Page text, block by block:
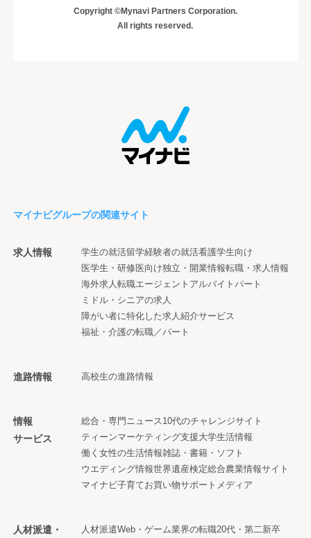
Copyright ©Mynavi Partners Corporation.
All rights reserved.
マイナビグループの関連サイト
求人情報 学生の就活留学経験者の就活看護学生向け
医学生・研修医向け独立・開業情報転職・求人情報
海外求人転職エージェント アルバイト パート
ミドル・シニアの求人
障がい者に特化した求人紹介サービス
福祉・介護の転職／パート
進路情報 高校生の進路情報
情報
サービス
総合・専門ニュース10代のチャレンジサイト
ティーンマーケティング支援大学生活情報
働く女性の生活情報雑誌・書籍・ソフト
ウエディング情報世界遺産検定総合農業情報サイト
マイナビ子育てお買い物サポートメディア
人材派遣・
人材派遣Web・ゲーム業界の転職20代・第二新卒